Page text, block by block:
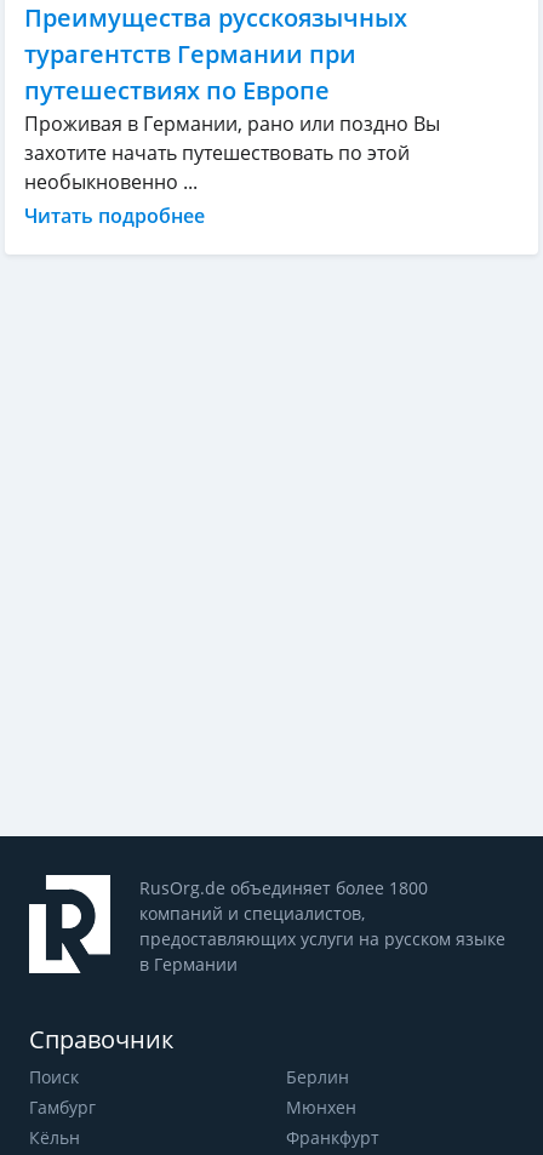
Преимущества русскоязычных
турагентств Германии при
путешествиях по Европе
Проживая в Германии, рано или поздно Вы
захотите начать путешествовать по этой
необыкновенно ...
Читать подробнее
RusOrg.de объединяет более 1800
компаний и специалистов,
предоставляющих услуги на русском языке
в Германии
Справочник
Поиск
Берлин
Гамбург
Мюнхен
Кёльн
Франкфурт